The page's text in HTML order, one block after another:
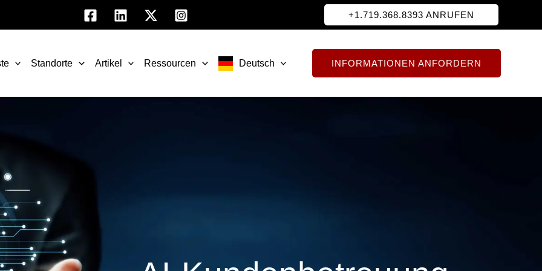
+1.719.368.8393 ANRUFEN
Standorte Artikel Ressourcen Deutsch INFORMATIONEN ANFORDERN